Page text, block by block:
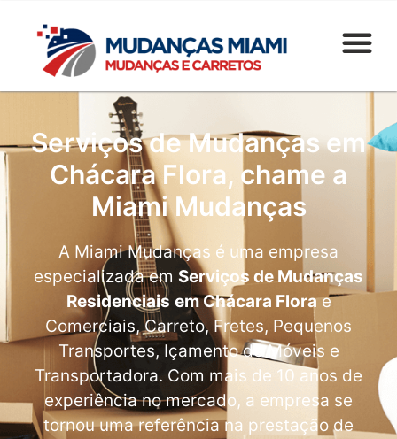
Serviços de Mudanças em
Chácara Flora, chame a
Miami Mudanças
A Miami Mudanças é uma empresa
especializada em Serviços de Mudanças
Residenciais em Chácara Florae
Comerciais, Carreto, Fretes, Pequenos
Transportes, Içamento de Móveis e
Transportadora. Com mais de 10 anos de
experiência no mercado, a empresa se
tornou uma referência na prestação de